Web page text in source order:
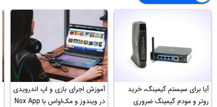
آیا برای سیستم گیمینگ، خرید
روتر و مودم گیمینگ ضروری
آموزش اجرای بازی و اپ اندرویدی
در ویندوز و مک‌او‌اس با Nox App